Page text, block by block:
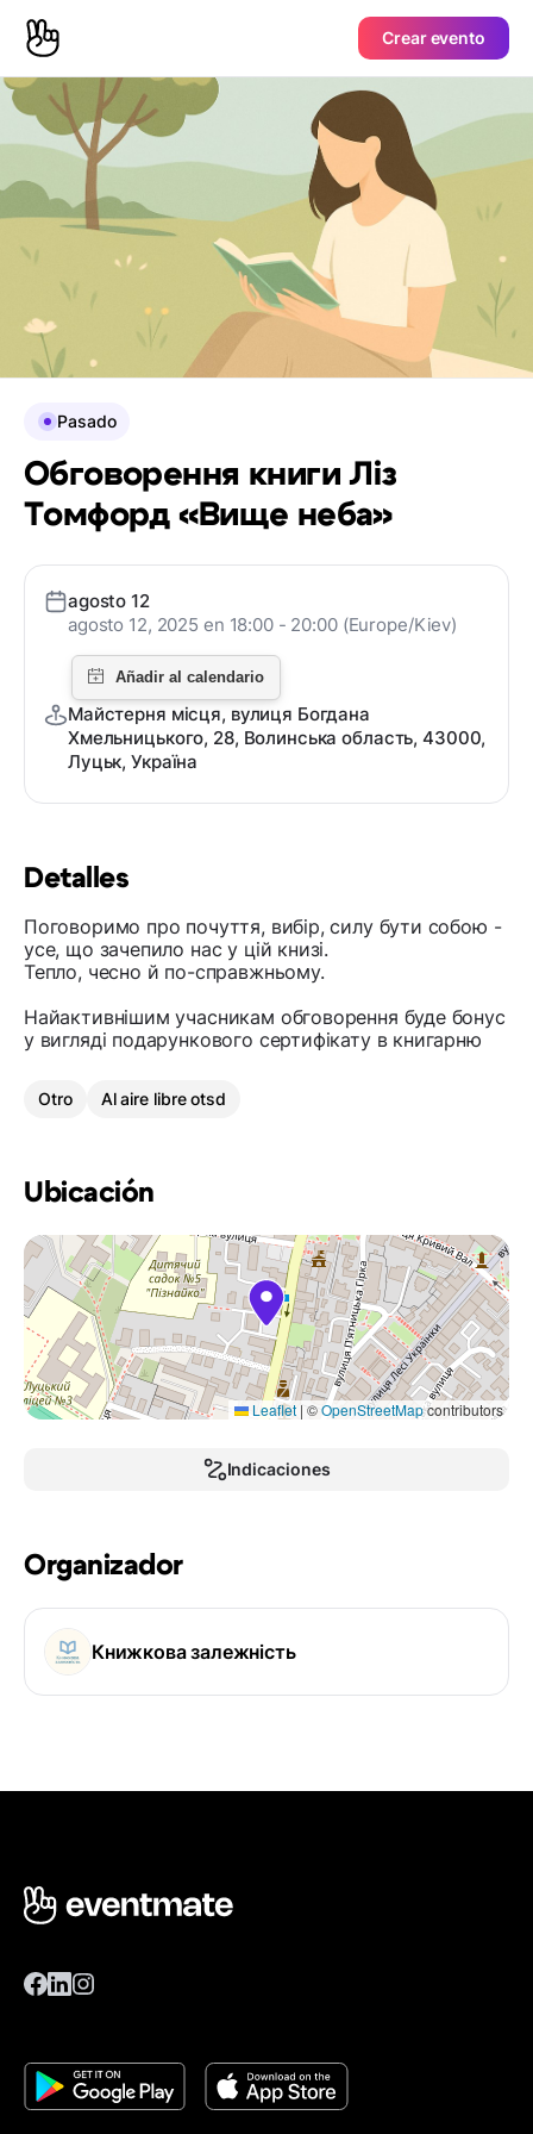
Crear evento
Detalles
Поговоримо про почуття, вибір, силу бути собою -
усе, що зачепило нас у цій книзі.
Тепло, чесно й по-справжньому.
Найактивнішим учасникам обговорення буде бонус
у вигляді подарункового сертифікату в книгарню
Otro Al aire libre otsd
Ubicación
Leaflet | ©OpenStreetMapcontributors
Indicaciones
Organizador
Книжкова залежність
Pasado
Обговорення книги Ліз
Томфорд «Вище неба»
agosto 12
agosto 12, 2025 en 18:00 - 20:00 (Europe/Kiev)
Майстерня місця, вулиця Богдана
Хмельницького, 28, Волинська область, 43000,
Луцьк, Україна